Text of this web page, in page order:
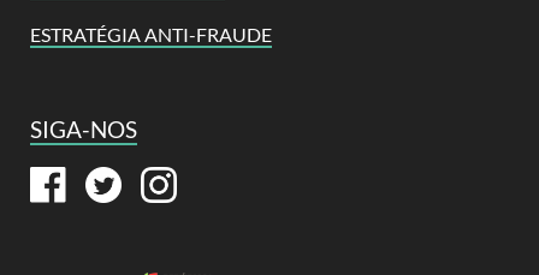
ESTRATÉGIA ANTI-FRAUDE
SIGA-NOS